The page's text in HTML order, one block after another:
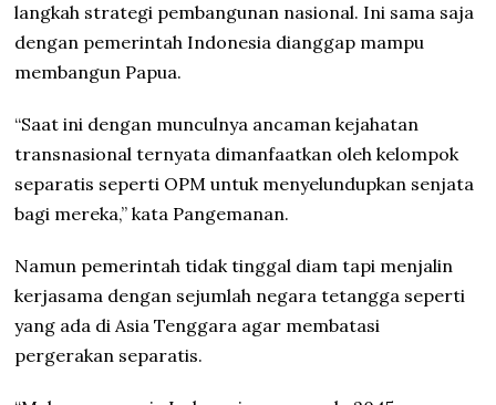
langkah strategi pembangunan nasional. Ini sama saja
dengan pemerintah Indonesia dianggap mampu
membangun Papua.
“Saat ini dengan munculnya ancaman kejahatan
transnasional ternyata dimanfaatkan oleh kelompok
separatis seperti OPM untuk menyelundupkan senjata
bagi mereka,” kata Pangemanan.
Namun pemerintah tidak tinggal diam tapi menjalin
kerjasama dengan sejumlah negara tetangga seperti
yang ada di Asia Tenggara agar membatasi
pergerakan separatis.